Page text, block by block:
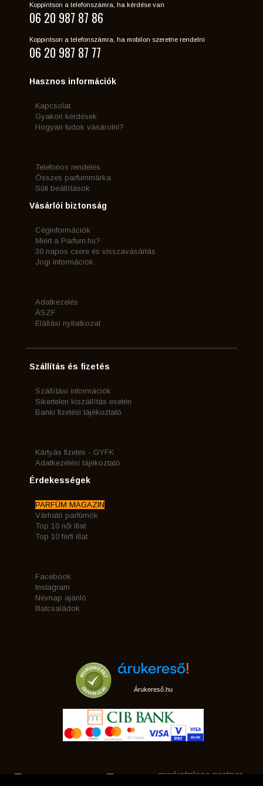
Koppintson a telefonszámra, ha kérdése van
06 20 987 87 86
Koppintson a telefonszámra, ha mobilon szeretne rendelni
06 20 987 87 77
Hasznos információk
Kapcsolat
Gyakori kérdések
Hogyan tudok vásárolni?
Telefonos rendelés
Összes parfummárka
Süti beállítások
Vásárlói biztonság
Céginformációk
Miért a Parfum.hu?
30 napos csere és visszavásárlás
Jogi információk
Adatkezelés
ÁSZF
Elállási nyilatkozat
Szállítás és fizetés
Szállítási információk
Sikertelen kiszállítás esetén
Banki fizetési tájékoztató
Kártyás fizetés - GYFK
Adatkezelési tájékoztató
Érdekességek
PARFÜM MAGAZIN
Várható parfümök
Top 10 női illat
Top 10 férfi illat
Facebook
Instagram
Névnap ajánló
Illatcsaládok
Árukereső.hu
marketplace partner